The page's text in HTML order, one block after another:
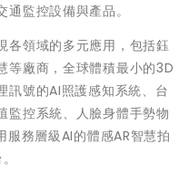
監控設備與產品。
各領域的多元應用，包括鈺
等廠商，全球體積最小的3D
訊號的AI照護感知系統、台
監控系統、人臉身體手勢物
務層級AI的體感AR智慧拍